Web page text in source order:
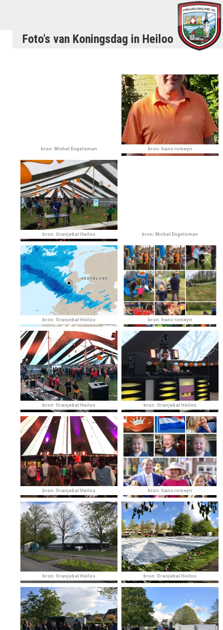
Foto's van Koningsdag in Heiloo
bron: Michel Engelsman bron: hans romeyn
bron: Oranjebal Heiloo bron: Michel Engelsman
bron: Oranjebal Heiloo bron: hans romeyn
bron: Oranjebal Heiloo bron: Oranjebal Heiloo
bron: Oranjebal Heiloo bron: hans romeyn
bron: Oranjebal Heiloo bron: Oranjebal Heiloo